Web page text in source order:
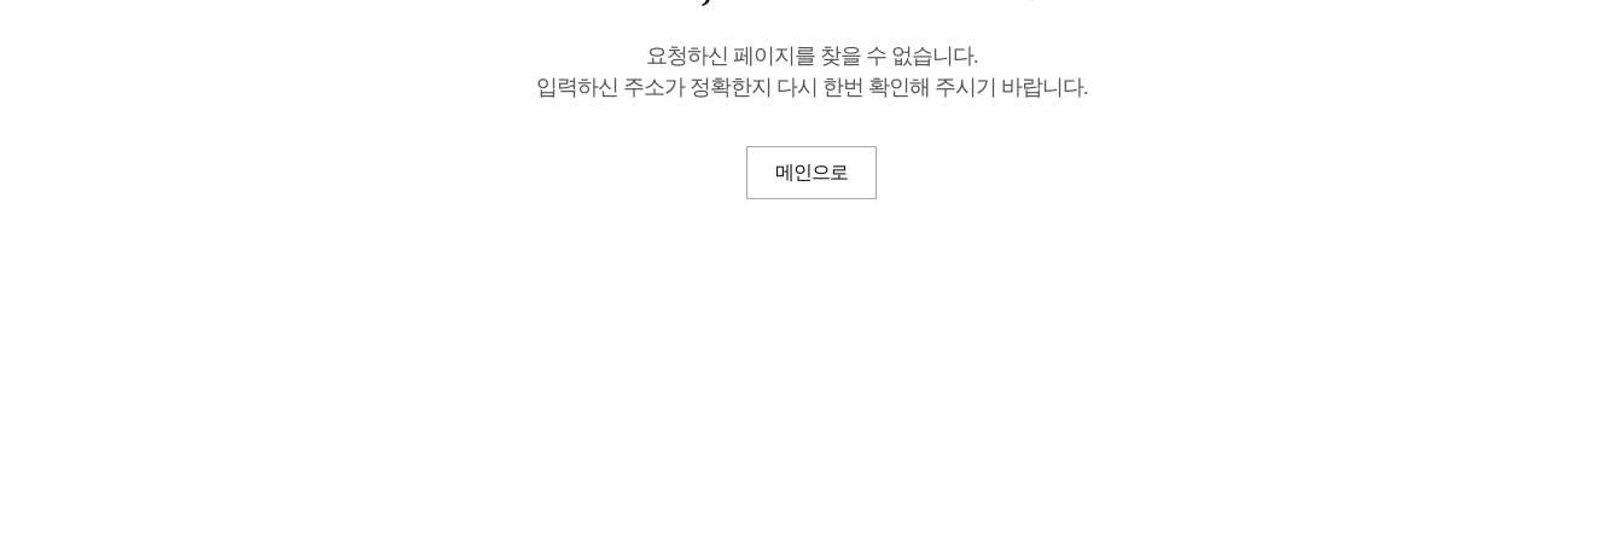
요청하신 페이지를 찾을 수 없습니다.
입력하신 주소가 정확한지 다시 한번 확인해 주시기 바랍니다.
메인으로